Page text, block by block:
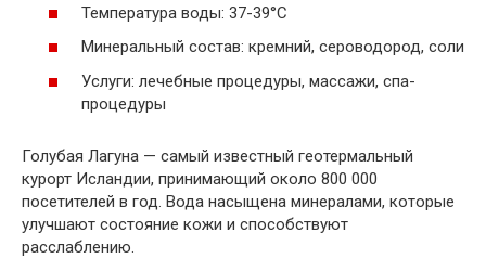
Температура воды: 37-39°С
Минеральный состав: кремний, сероводород, соли
Услуги: лечебные процедуры, массажи, спа-
процедуры
Голубая Лагуна — самый известный геотермальный
курорт Исландии, принимающий около 800 000
посетителей в год. Вода насыщена минералами, которые
улучшают состояние кожи и способствуют
расслаблению.